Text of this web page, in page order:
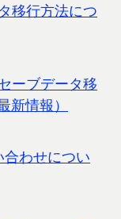
移行方法につ
ーブデータ移
情報）
わせについ